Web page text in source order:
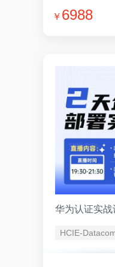
￥ 6988
华为认证实战
HCIE-